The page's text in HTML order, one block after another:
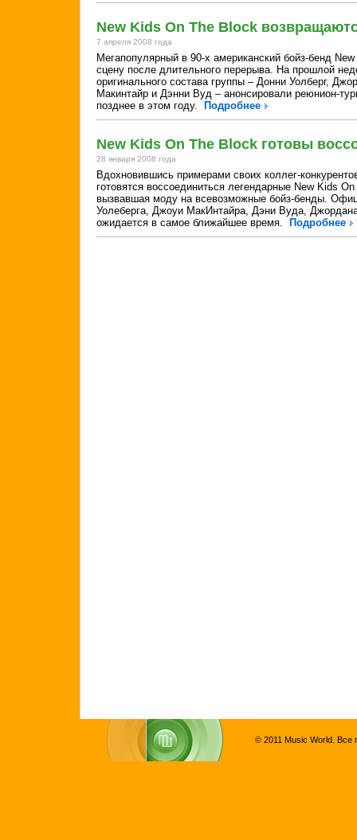
New Kids On The Block
7 апреля 2008 года
Мегапопулярный в 90-х американский бойз-бенд
сцену после длительного перерыва. На прошлой
оригинального состава группы – Донни Уолберг,
Макинтайр и Дэнни Вуд – анонсировали реюнион-
позднее в этом году.
Подробнее
New Kids On The Block готовы
28 января 2008 года
Вдохновившись примерами своих коллег-
готовятся воссоединиться легендарные New Kids
вызвавшая моду на всевозможные бойз-бенды.
Уолеберга, Джоуи МакИнтайра, Дэни Вуда,
ожидается в самое ближайшее время.
Подробнее
© 2011 Music World. Все